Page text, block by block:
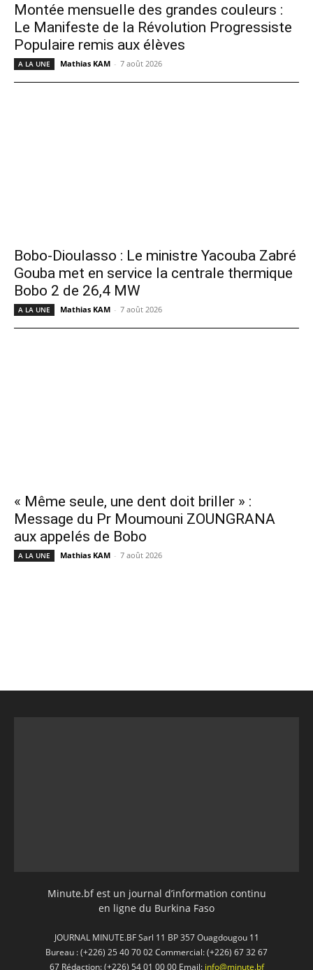
Montée mensuelle des grandes couleurs :
Le Manifeste de la Révolution Progressiste
Populaire remis aux élèves
A LA UNE Mathias KAM - 7 août 2026
Bobo-Dioulasso : Le ministre Yacouba Zabré
Gouba met en service la centrale thermique
Bobo 2 de 26,4 MW
A LA UNE Mathias KAM - 7 août 2026
« Même seule, une dent doit briller » :
Message du Pr Moumouni ZOUNGRANA
aux appelés de Bobo
A LA UNE Mathias KAM - 7 août 2026
Minute.bf est un journal d’information continu
en ligne du Burkina Faso
JOURNAL MINUTE.BF Sarl 11 BP 357 Ouagdougou 11
Bureau : (+226) 25 40 70 02 Commercial: (+226) 67 32 67
67 Rédaction: (+226) 54 01 00 00 Email: info@minute.bf